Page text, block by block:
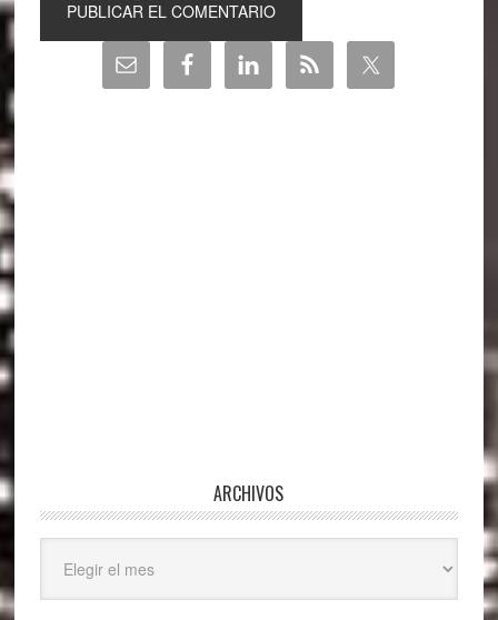
Barra
lateral
ARCHIVOS